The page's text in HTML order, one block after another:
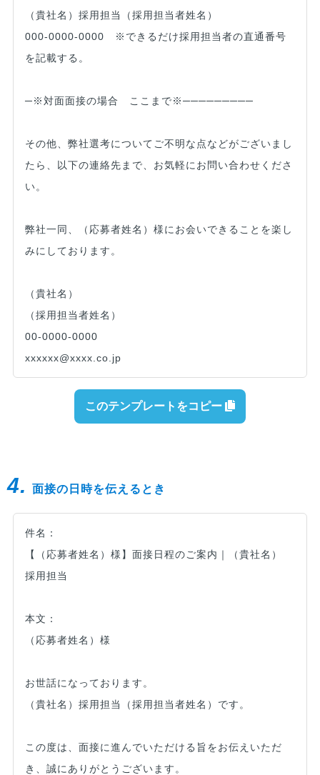
（貴社名）採用担当（採用担当者姓名）
000-0000-0000 ※できるだけ採用担当者の直通番号
を記載する。
─※対面面接の場合 ここまで※─────────
その他、弊社選考についてご不明な点などがございまし
たら、以下の連絡先まで、お気軽にお問い合わせくださ
い。
弊社一同、（応募者姓名）様にお会いできることを楽し
みにしております。
（貴社名）
（採用担当者姓名）
00-0000-0000
xxxxxx@xxxx.co.jp
このテンプレートをコピー
4. 面接の日時を伝えるとき
件名：
【（応募者姓名）様】面接日程のご案内｜（貴社名）
採用担当
本文：
（応募者姓名）様
お世話になっております。
（貴社名）採用担当（採用担当者姓名）です。
この度は、面接に進んでいただける旨をお伝えいただ
き、誠にありがとうございます。